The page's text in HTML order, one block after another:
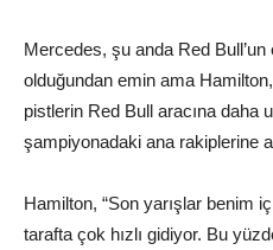
Mercedes, şu anda Red Bull’un
olduğundan emin ama Hamilton,
pistlerin Red Bull aracına daha
şampiyonadaki ana rakiplerine
Hamilton, “Son yarışlar benim
tarafta çok hızlı gidiyor. Bu